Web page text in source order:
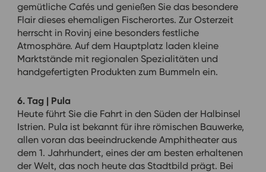
gemütliche Cafés und genießen Sie das besondere
Flair dieses ehemaligen Fischerortes. Zur Osterzeit
herrscht in Rovinj eine besonders festliche
Atmosphäre. Auf dem Hauptplatz laden kleine
Marktstände mit regionalen Spezialitäten und
handgefertigten Produkten zum Bummeln ein.
6. Tag | Pula
Heute führt Sie die Fahrt in den Süden der Halbinsel
Istrien. Pula ist bekannt für ihre römischen Bauwerke,
allen voran das beeindruckende Amphitheater aus
dem 1. Jahrhundert, eines der am besten erhaltenen
der Welt, das noch heute das Stadtbild prägt. Bei